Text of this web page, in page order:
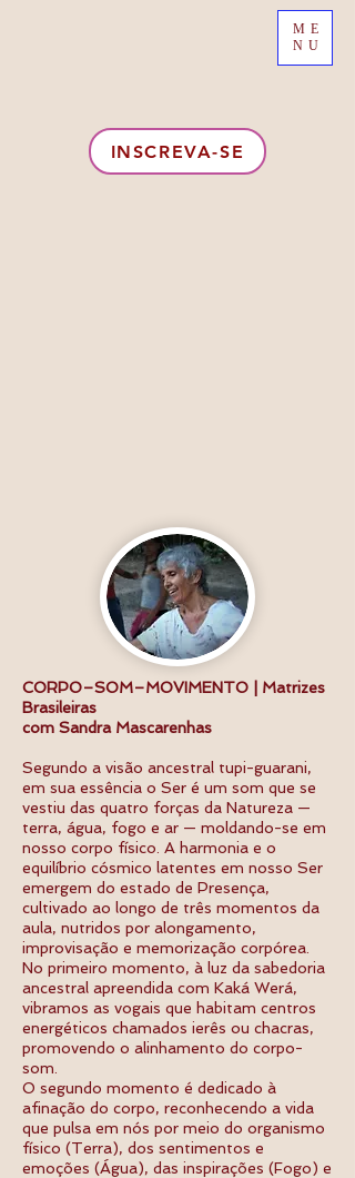
ME
NU
INSCREVA-SE
CORPO–SOM–MOVIMENTO | Matrizes
Brasileiras
com Sandra Mascarenhas
Segundo a visão ancestral tupi-guarani,
em sua essência o Ser é um som que se
vestiu das quatro forças da Natureza —
terra, água, fogo e ar — moldando-se em
nosso corpo físico. A harmonia e o
equilíbrio cósmico latentes em nosso Ser
emergem do estado de Presença,
cultivado ao longo de três momentos da
aula, nutridos por alongamento,
improvisação e memorização corpórea.
No primeiro momento, à luz da sabedoria
ancestral apreendida com Kaká Werá,
vibramos as vogais que habitam centros
energéticos chamados ierês ou chacras,
promovendo o alinhamento do corpo-
som.
O segundo momento é dedicado à
afinação do corpo, reconhecendo a vida
que pulsa em nós por meio do organismo
físico (Terra), dos sentimentos e
emoções (Água), das inspirações (Fogo) e